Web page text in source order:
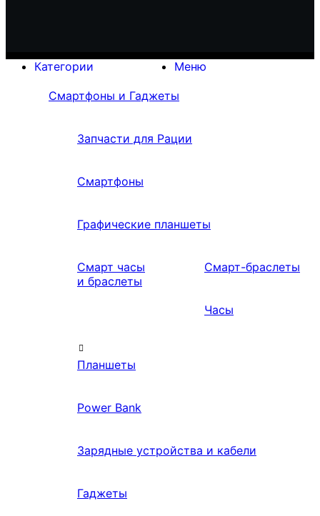
Меню
Категории
Смартфоны и Гаджеты
Запчасти для Рации
Смартфоны
Графические планшеты
Смарт часы
и браслеты
Смарт-браслеты
Часы
Планшеты
Power Bank
Зарядные устройства и кабели
Гаджеты